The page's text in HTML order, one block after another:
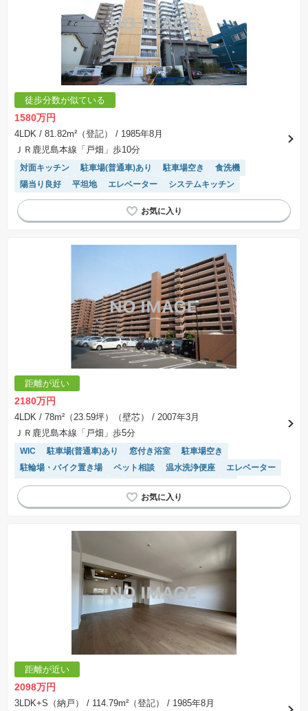
とは限りません。また建築請負会社を特定するものではありません。
※建築条件付き土地とは、その土地に建築する建物の建築請負契約が、一定期間内に成立する
ことを条件として売買される土地のことをいいます。建築請負契約成立に向けて設計プランを
協議するため、土地購入者が自己の希望する建物の設計協議をするために必要な相当の期間の
交渉期間が設定され、その期間内で希望を満たすプランが実現できたかどうかにより結論を出
します。なお、この期間は概ね3ヶ月程度とされています。納得のいくプランが出来ず、建築請
負契約が成立しない場合、土地売買契約は白紙に戻り、土地契約にかかった代金（土地代金、
手付金など）は名目のいかんに関わらず、全て返却されます。
※課税対象物件の「価格」や「費用等」は消費税込みの「総額表示」で統一しています。
※「本体価格」とは、課税対象物件においては「消費税を除いた建物価格」と「土地価格」の
合計額を指します。
表示されておりません。
※取引にかかる費用：物件の契約手続き、決済、引き渡し時にかかる費用を表示しています。
不動産会社によって表記有無が異なるため、ご自身で十分な確認をしていただくようにお願い
いたします。
場合があります。
徒歩分数が似ている
1580万円
4LDK / 81.82m²（登記）
/ 1985年8月
ＪＲ鹿児島本線「戸畑」歩10分
対面キッチン 駐車場(普通車)あり 駐車場空き
食洗機
陽当り良好
平坦地 エレベーター システムキッチン
距離が近い
2180万円
4LDK / 78m²（23.59坪）（壁芯）
/ 2007年3月
ＪＲ鹿児島本線「戸畑」歩5分
WIC 駐車場(普通車)あり 窓付き浴室
駐車場空き
駐輪場・バイク置き場
ペット相談 温水洗浄便座
エレベーター
モニター付きインターホン
宅配ボックス
浴室乾燥機
システムキッチン
距離が近い
2098万円
3LDK+S（納戸） / 114.79m²（登記）
/ 1985年8月